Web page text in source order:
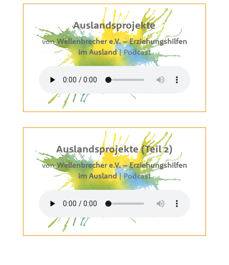
Auslandsprojekte
vonWellenbrecher e.V. – Erziehungshilfen
im Ausland|Podcast
Auslandsprojekte (Teil 2)
vonWellenbrecher e.V. – Erziehungshilfen
im Ausland|Podcast